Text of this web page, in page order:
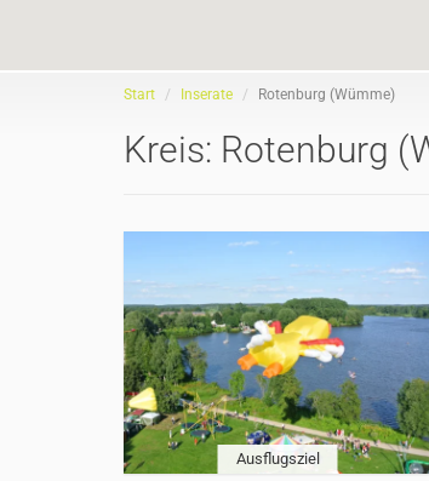
Start Inserate Rotenburg (Wümme)
Kreis: Rotenburg
Ausflugsziel